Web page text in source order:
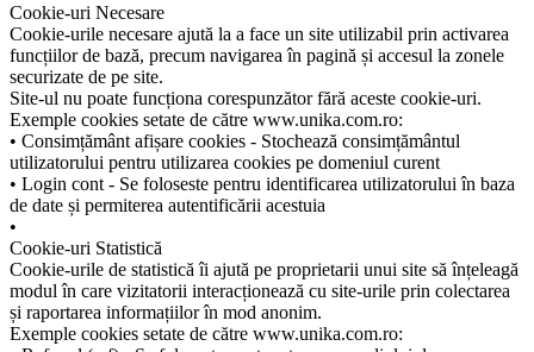
Cookie-uri Necesare
Cookie-urile necesare ajută la a face un site utilizabil prin activarea
funcțiilor de bază, precum navigarea în pagină și accesul la zonele
securizate de pe site.
Site-ul nu poate funcționa corespunzător fără aceste cookie-uri.
Exemple cookies setate de către www.unika.com.ro:
• Consimțământ afișare cookies - Stochează consimțământul
utilizatorului pentru utilizarea cookies pe domeniul curent
• Login cont - Se foloseste pentru identificarea utilizatorului în baza
de date și permiterea autentificării acestuia
•
Cookie-uri Statistică
Cookie-urile de statistică îi ajută pe proprietarii unui site să înțeleagă
modul în care vizitatorii interacționează cu site-urile prin colectarea
și raportarea informațiilor în mod anonim.
Exemple cookies setate de către www.unika.com.ro: